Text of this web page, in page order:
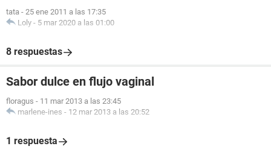
tata - 25 ene 2011 a las 17:35
Loly - 5 mar 2020 a las 01:00
8 respuestas
Sabor dulce en flujo vaginal
floragus - 11 mar 2013 a las 23:45
marlene-ines - 12 mar 2013 a las 20:52
1 respuesta